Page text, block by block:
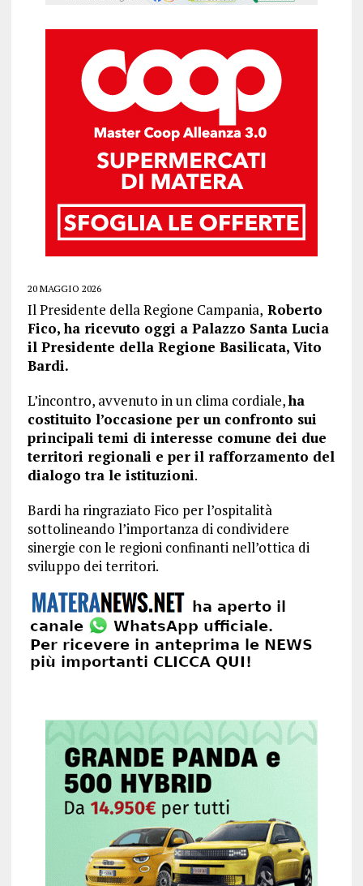
20 MAGGIO 2026
Il Presidente della Regione Campania, Roberto
Fico, ha ricevuto oggi a Palazzo Santa Lucia
il Presidente della Regione Basilicata, Vito
Bardi.
L’incontro, avvenuto in un clima cordiale,ha
costituito l’occasione per un confronto sui
principali temi di interesse comune dei due
territori regionali e per il rafforzamento del
dialogo tra le istituzioni.
Bardi ha ringraziato Fico per l’ospitalità
sottolineando l’importanza di condividere
sinergie con le regioni confinanti nell’ottica di
sviluppo dei territori.